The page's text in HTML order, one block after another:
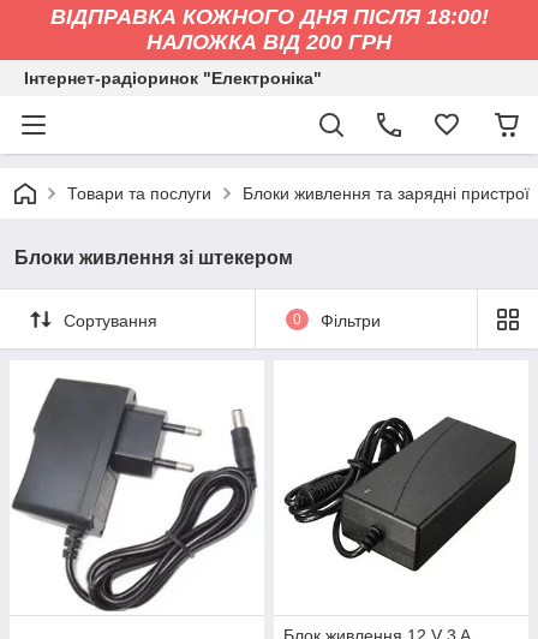
ВІДПРАВКА КОЖНОГО ДНЯ ПІСЛЯ 18:00!
НАЛОЖКА ВІД 200 ГРН
Інтернет-радіоринок "Електроніка"
Товари та послуги Блоки живлення та зарядні пристрої
Блоки живлення зі штекером
Сортування 0 Фільтри